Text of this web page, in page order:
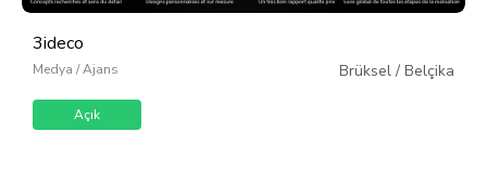
3ideco
Medya / Ajans Brüksel / Belçika
Açık